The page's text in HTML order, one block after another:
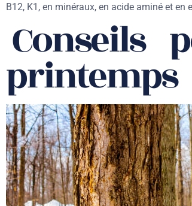
B12, K1, en minéraux, en acide aminé et en
Conseils
printemps